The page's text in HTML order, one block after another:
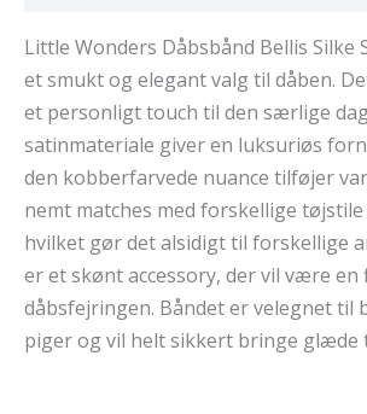
Little Wonders Dåbsbånd Bellis Silke
et smukt og elegant valg til dåben.
et personligt touch til den særlige
satinmateriale giver en luksuriøs
den kobberfarvede nuance tilføjer
nemt matches med forskellige
hvilket gør det alsidigt til forskellige
er et skønt accessory, der vil være en
dåbsfejringen. Båndet er velegnet til
piger og vil helt sikkert bringe glæde